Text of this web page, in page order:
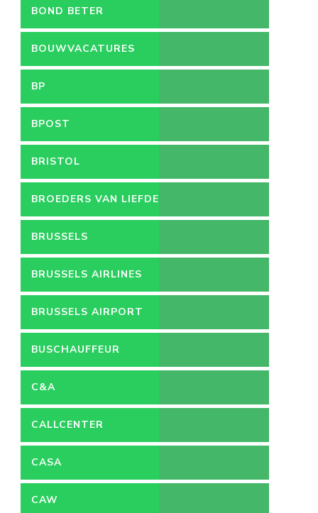
BOND BETER
LEEFMILIEU
BOUWVACATURES
BP
BPOST
BRISTOL
BROEDERS VAN LIEFDE
BRUSSELS
BRUSSELS AIRLINES
BRUSSELS AIRPORT
BUSCHAUFFEUR
C&A
CALLCENTER
VACATURES
CASA
CAW